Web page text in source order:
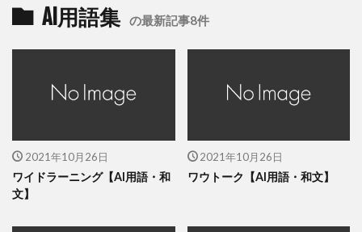
AI用語集 の最新記事8件
2021年10月26日
ワイドラーニング【AI用語・和
文】
2021年10月26日
ワウトーク【AI用語・和文】